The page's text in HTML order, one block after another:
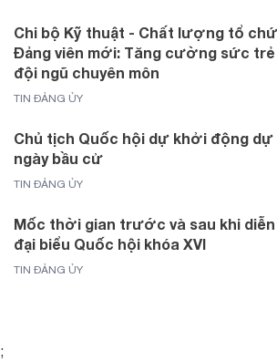
Chi bộ Kỹ thuật - Chất lượng tổ
Đảng viên mới: Tăng cường sức trẻ
đội ngũ chuyên môn
TIN ĐẢNG ỦY
Chủ tịch Quốc hội dự khởi động dự
ngày bầu cử
TIN ĐẢNG ỦY
Mốc thời gian trước và sau khi
đại biểu Quốc hội khóa XVI
TIN ĐẢNG ỦY
;